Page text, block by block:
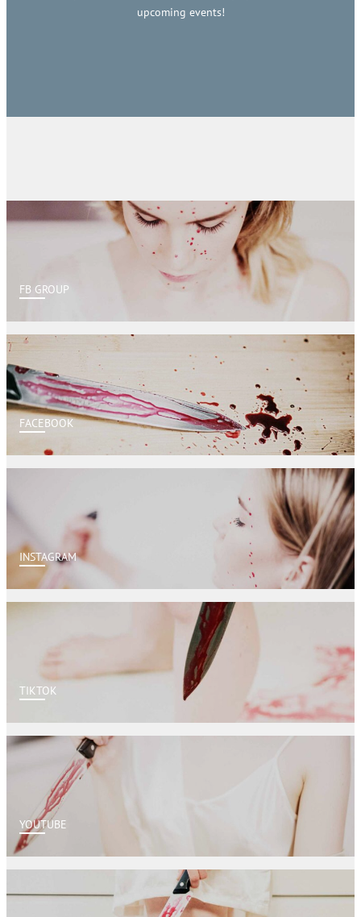
upcoming events!
FB GROUP
FACEBOOK
INSTAGRAM
TIKTOK
YOUTUBE